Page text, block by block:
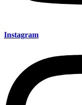
Instagram